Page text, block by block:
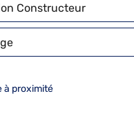
Constructeur
à proximité